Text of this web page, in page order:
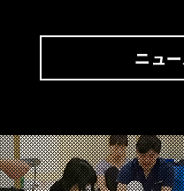
ニュ